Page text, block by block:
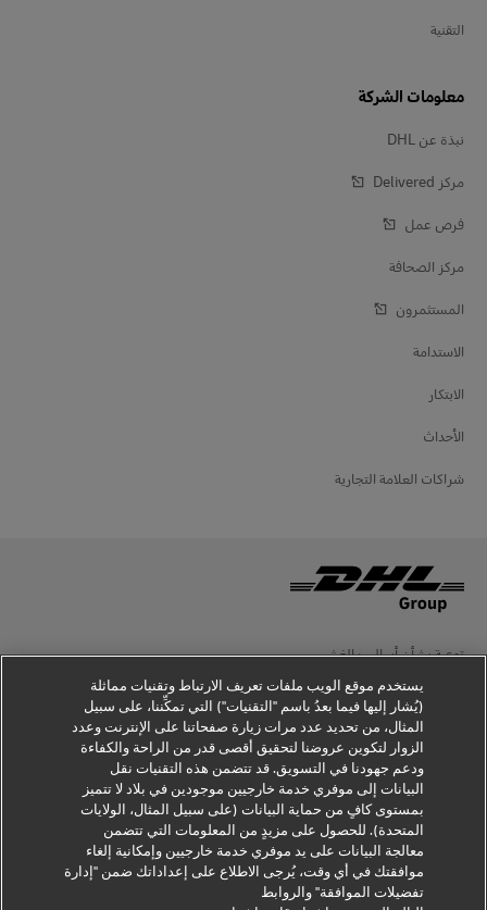
التقنية
معلومات الشركة
نبذة عن DHL
مركز Delivered‎
فرص عمل
مركز الصحافة
المستثمرون
الاستدامة
الابتكار
الأحداث
شراكات العلامة التجارية
توعية بشأن أساليب الغش
إخطار قانوني
شروط الاستخدام
إخطار الخصوصية
معلومات إضافية
إعدادات ملفات تعريف الارتباط
يستخدم موقع الويب ملفات تعريف الارتباط وتقنيات مماثلة
(يُشار إليها فيما بعدُ باسم "التقنيات") التي تمكِّننا، على سبيل
المثال، من تحديد عدد مرات زيارة صفحاتنا على الإنترنت وعدد
الزوار لتكوين عروضنا لتحقيق أقصى قدر من الراحة والكفاءة
ودعم جهودنا في التسويق. قد تتضمن هذه التقنيات نقل
البيانات إلى موفري خدمة خارجيين موجودين في بلاد لا تتميز
بمستوى كافٍ من حماية البيانات (على سبيل المثال، الولايات
المتحدة). للحصول على مزيدٍ من المعلومات التي تتضمن
معالجة البيانات على يد موفري خدمة خارجيين وإمكانية إلغاء
موافقتك في أي وقت، يُرجى الاطلاع على إعداداتك ضمن "إدارة
تفضيلات الموافقة" والروابط